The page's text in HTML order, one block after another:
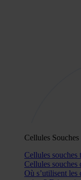
Cellules Souches
Cellules souches
Cellules souches
Où s’utilisent les